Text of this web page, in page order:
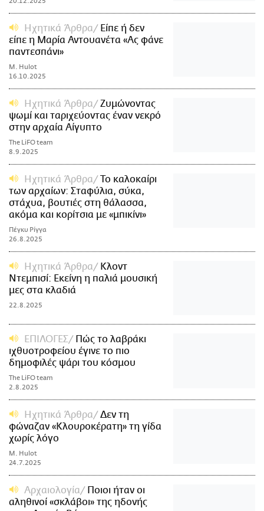
Ηχητικά Άρθρα
Είπε ή δεν
είπε η Μαρία Αντουανέτα «Ας φάνε
παντεσπάνι»
M. Hulot
16.10.2025
Ηχητικά Άρθρα
Ζυμώνοντας
ψωμί και ταριχεύοντας έναν νεκρό
στην αρχαία Αίγυπτο
The LiFO team
8.9.2025
Ηχητικά Άρθρα
Το καλοκαίρι
των αρχαίων: Σταφύλια, σύκα,
στάχυα, βουτιές στη θάλασσα,
ακόμα και κορίτσια με «μπικίνι»
Πέγκυ Ρίγγα
26.8.2025
Ηχητικά Άρθρα
Κλοντ
Ντεμπισί: Eκείνη η παλιά μουσική
μες στα κλαδιά
22.8.2025
ΕΠΙΛΟΓΕΣ
Πώς το λαβράκι
ιχθυοτροφείου έγινε το πιο
δημοφιλές ψάρι του κόσμου
The LiFO team
2.8.2025
Ηχητικά Άρθρα
Δεν τη
φώναζαν «Κλουροκέρατη» τη γίδα
χωρίς λόγο
M. Hulot
24.7.2025
Αρχαιολογία
Ποιοι ήταν οι
αληθινοί «σκλάβοι» της ηδονής